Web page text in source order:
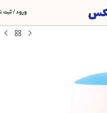
ورود / ثبت